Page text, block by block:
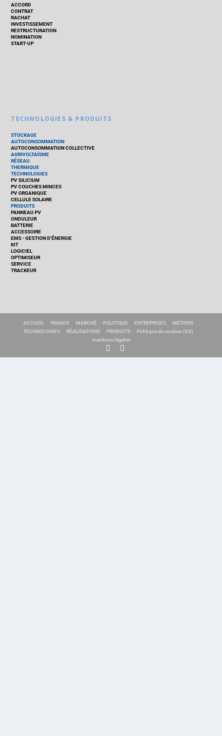
ACCORD
CONTRAT
RACHAT
INVESTISSEMENT
RESTRUCTURATION
NOMINATION
START-UP
TECHNOLOGIES & PRODUITS
STOCKAGE
AUTOCONSOMMATION
AUTOCONSOMMATION COLLECTIVE
AGRIVOLTAÏSME
RÉSEAU
THERMIQUE
TECHNOLOGIES
PV SILICIUM
PV COUCHES MINCES
PV ORGANIQUE
CELLULE SOLAIRE
PRODUITS
PANNEAU PV
ONDULEUR
BATTERIE
ACCESSOIRE
EMS - GESTION D'ÉNERGIE
KIT
LOGICIEL
OPTIMISEUR
SERVICE
TRACKEUR
ACCUEIL FRANCE MARCHÉ POLITIQUE ENTREPRISES
MÉTIERS
TECHNOLOGIES
RÉALISATIONS PRODUITS
Politique de cookies (EU)
mentions légales